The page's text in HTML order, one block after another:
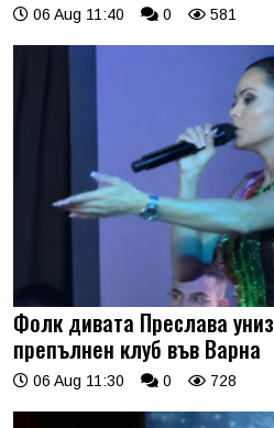
06 Aug 11:40 0 581
Фолк дивата Преслава
препълнен клуб във Варна
06 Aug 11:30 0 728